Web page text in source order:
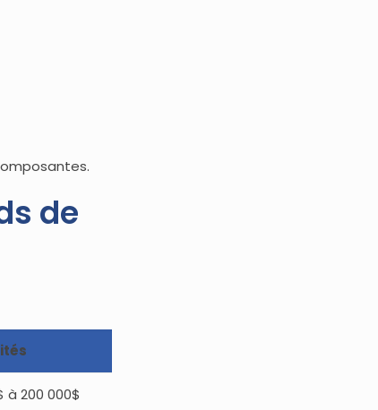
de
à 200 000$